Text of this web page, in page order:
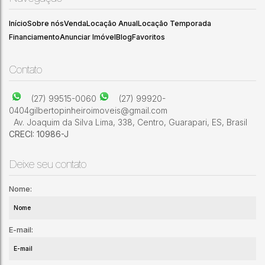
CEP: 29315-804
Bandeira ,Cachoeiro de Itapemirim,Espírito Santo,Brasil
InícioSobre nósVendaLocação AnualLocação Temporada
FinanciamentoAnunciar ImóvelBlogFavoritos
Contato
(27) 99515-0060
(27) 99920-
0404gilbertopinheiroimoveis@gmail.com
Av. Joaquim da Silva Lima, 338, Centro, Guarapari, ES, Brasil
CRECI: 10986-J
Deixe seu contato
Nome:
E-mail: